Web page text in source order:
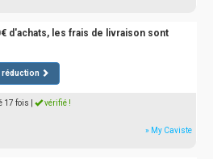
d'achats, les frais de livraison sont
réduction
17 fois vérifié !
» My Caviste